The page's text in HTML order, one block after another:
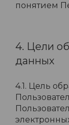
понятием
4. Цели
данных
4.1. Цель